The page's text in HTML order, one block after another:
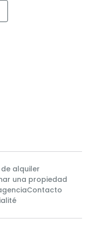
alquiler
una propiedad
Contacto